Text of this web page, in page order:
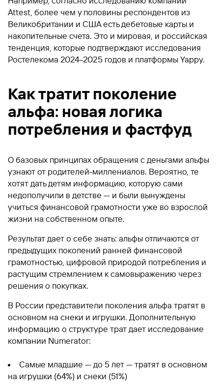
Attest, более чем у половины респондентов из
Великобритании и США есть дебетовые карты и
накопительные счета. Это и мировая, и российская
тенденция, которые подтверждают исследования
Ростелекома 2024–2025 годов и платформы Yappy.
Как тратит поколение
альфа: новая логика
потребления и фастфуд
О базовых принципах обращения с деньгами альфы
узнают от родителей-миллениалов. Вероятно, те
хотят дать детям информацию, которую сами
недополучили в детстве — и были вынуждены
учиться финансовой грамотности уже во взрослой
жизни на собственном опыте.
Результат дает о себе знать: альфы отличаются от
предыдущих поколений ранней финансовой
грамотностью, цифровой природой потребления и
растущим стремлением к самовыражению через
решения о покупках.
В России представители поколения альфа тратят в
основном на снеки и игрушки. Дополнительную
информацию о структуре трат дает исследование
компании Numerator:
Самые младшие — до 5 лет — тратят в основном
на игрушки (64%) и снеки (51%)